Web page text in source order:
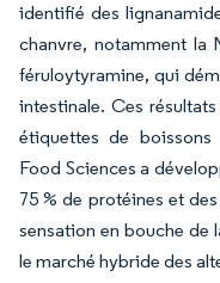
identifié des
chanvre, notamment la
féruloytyramine, qui
intestinale. Ces
étiquettes de boissons
Food Sciences a
75 % de protéines et
sensation en bouche de
le marché hybride des